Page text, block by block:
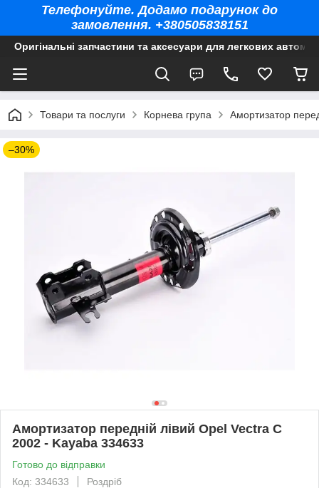
Телефонуйте. Додамо подарунок до
замовлення. +380505838151
Оригінальні запчастини та аксесуари для легкових
Товари та послуги Корнева група Амортизатор
–30%
Амортизатор передній лівий Opel Vectra C
2002 - Kayaba 334633
Готово до відправки
Код: 334633
Роздріб